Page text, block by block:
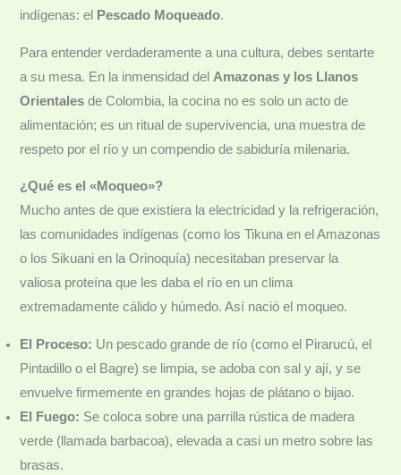
indígenas: el
Pescado Moqueado.
Para entender verdaderamente a una cultura, debes sentarte
a su mesa. En la inmensidad del Amazonas y los Llanos
Orientales de Colombia, la cocina no es solo un acto de
alimentación; es un ritual de supervivencia, una muestra de
respeto por el río y un compendio de sabiduría milenaria.
¿Qué es el «Moqueo»?
Mucho antes de que existiera la electricidad y la refrigeración,
las comunidades indígenas (como los Tikuna en el Amazonas
o los Sikuani en la Orinoquía) necesitaban preservar la
valiosa proteína que les daba el río en un clima
extremadamente cálido y húmedo. Así nació el moqueo.
El Proceso: Un pescado grande de río (como el Pirarucú, el
Pintadillo o el Bagre) se limpia, se adoba con sal y ají, y se
envuelve firmemente en grandes hojas de plátano o bijao.
El Fuego: Se coloca sobre una parrilla rústica de madera
verde (llamada barbacoa), elevada a casi un metro sobre las
brasas.